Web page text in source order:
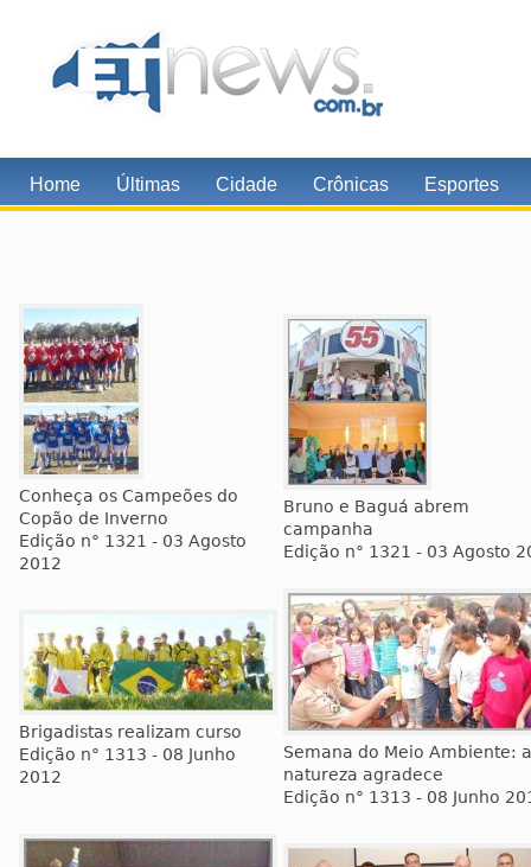
Home Últimas Cidade Crônicas Esportes
Conheça os Campeões do
Copão de Inverno
Edição n° 1321 - 03 Agosto
2012
Bruno e Baguá abrem
campanha
Edição n° 1321 - 03 Agosto
Brigadistas realizam curso
Edição n° 1313 - 08 Junho
2012
Semana do Meio Ambiente: a
natureza agradece
Edição n° 1313 - 08 Junho